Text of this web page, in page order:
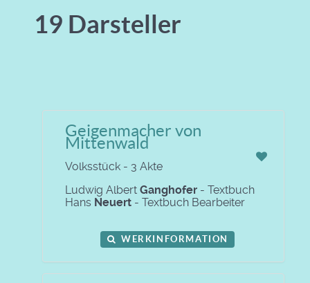
19 Darsteller
Geigenmacher von
Mittenwald
Volksstück - 3 Akte
Ludwig Albert Ganghofer - Textbuch
Hans Neuert - Textbuch Bearbeiter
WERKINFORMATION